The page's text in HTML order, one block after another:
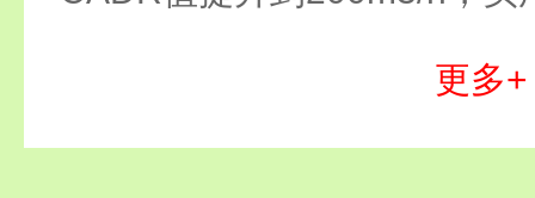
更多+